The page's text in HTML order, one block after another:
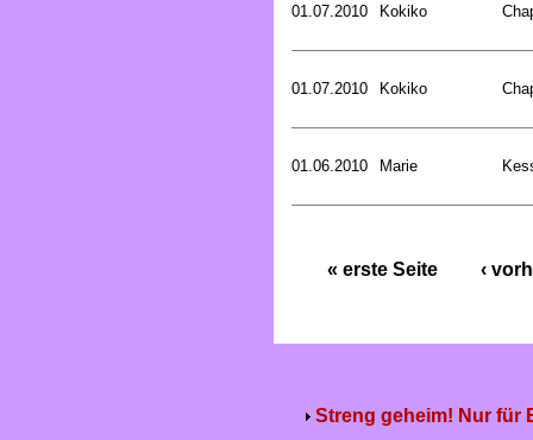
01.07.2010 Kokiko
01.07.2010 Kokiko
01.06.2010 Marie
« erste Seite ‹
Streng geheim! Nur für